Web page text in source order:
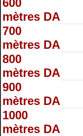
600
mètres DA
700
mètres DA
800
mètres DA
900
mètres DA
1000
mètres DA